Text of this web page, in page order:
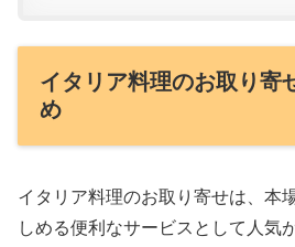
イタリア料理のお取り寄
め
イタリア料理のお取り寄せは、本
しめる便利なサービスとして人気